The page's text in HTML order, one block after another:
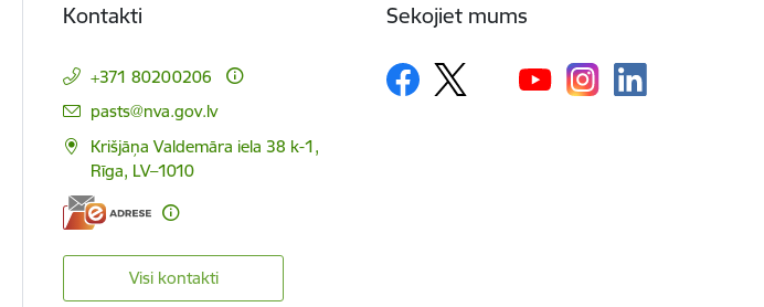
Kontakti
+371 80200206
E-pasts:
pasts@nva.gov.lv
Krišjāņa Valdemāra iela 38 k-1,
Rīga, LV–1010
Visi kontakti
Sekojiet mums